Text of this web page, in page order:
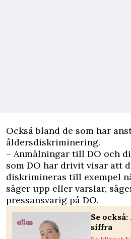
Också bland de som har
åldersdiskriminering.
– Anmälningar till DO och
som DO har drivit visar att
diskrimineras till exempel
säger upp eller varslar,
pressansvarig på DO.
Se
siffra